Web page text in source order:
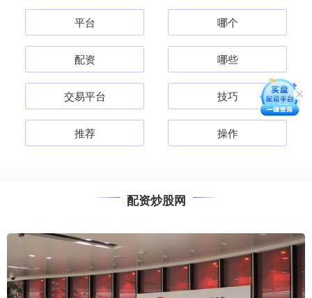
平台 哪个
配资 哪些
交易平台 技巧
推荐 操作
配资炒股网